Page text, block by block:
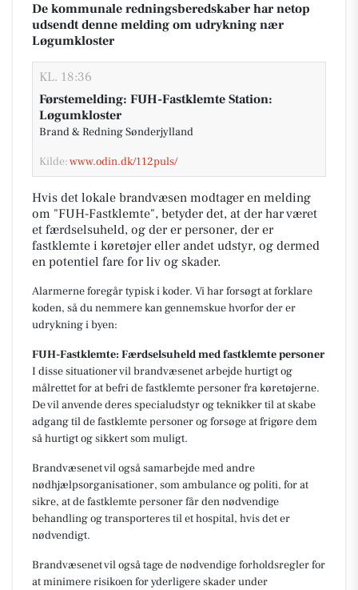
De kommunale redningsberedskaber har netop
udsendt denne melding om udrykning nær
Løgumkloster
KL. 18:36
Førstemelding: FUH-Fastklemte Station:
Løgumkloster
Brand & Redning Sønderjylland
Kilde:www.odin.dk/112puls/
Hvis det lokale brandvæsen modtager en melding
om "FUH-Fastklemte", betyder det, at der har været
et færdselsuheld, og der er personer, der er
fastklemte i køretøjer eller andet udstyr, og dermed
en potentiel fare for liv og skader.
Alarmerne foregår typisk i koder. Vi har forsøgt at forklare
koden, så du nemmere kan gennemskue hvorfor der er
udrykning i byen:
FUH-Fastklemte: Færdselsuheld med fastklemte personer
I disse situationer vil brandvæsenet arbejde hurtigt og
målrettet for at befri de fastklemte personer fra køretøjerne.
De vil anvende deres specialudstyr og teknikker til at skabe
adgang til de fastklemte personer og forsøge at frigøre dem
så hurtigt og sikkert som muligt.
Brandvæsenet vil også samarbejde med andre
nødhjælpsorganisationer, som ambulance og politi, for at
sikre, at de fastklemte personer får den nødvendige
behandling og transporteres til et hospital, hvis det er
nødvendigt.
Brandvæsenet vil også tage de nødvendige forholdsregler for
at minimere risikoen for yderligere skader under